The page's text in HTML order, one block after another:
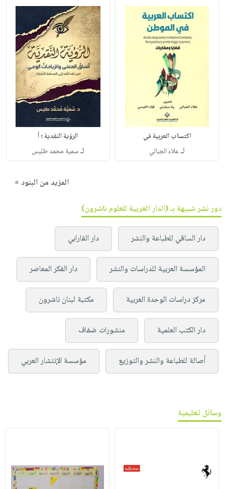
اكتساب العربية في
لـعلاء الجبالي
الرؤية النقدية ؛ أ
لـسمية محمد طليس
المزيد من البنود »
دور نشر شبيهة بـ (الدار العربية للعلوم ناشرون)
دار الساقي للطباعة والنشر دار الفارابي
المؤسسة العربية للدراسات والنشر دار الفكر المعاصر
مركز دراسات الوحدة العربية مكتبة لبنان ناشرون
دار الكتب العلمية منشورات ضفاف
أصالة للطباعة والنشر والتوزيع مؤسسة الإنتشار العربي
وسائل تعليمية